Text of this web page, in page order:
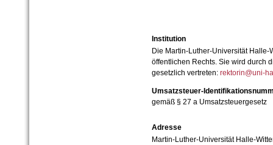
Institution
Die Martin-Luther-Universität
öffentlichen Rechts. Sie wird durch
gesetzlich vertreten: rektorin@uni-
Umsatzsteuer-
gemäß § 27 a Umsatzsteuergesetz
Adresse
Martin-Luther-Universität Halle-